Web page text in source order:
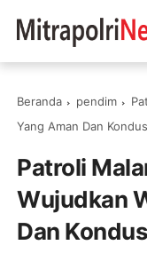
Beranda pendim
Yang Aman Dan
Patroli
Wujudkan
Dan